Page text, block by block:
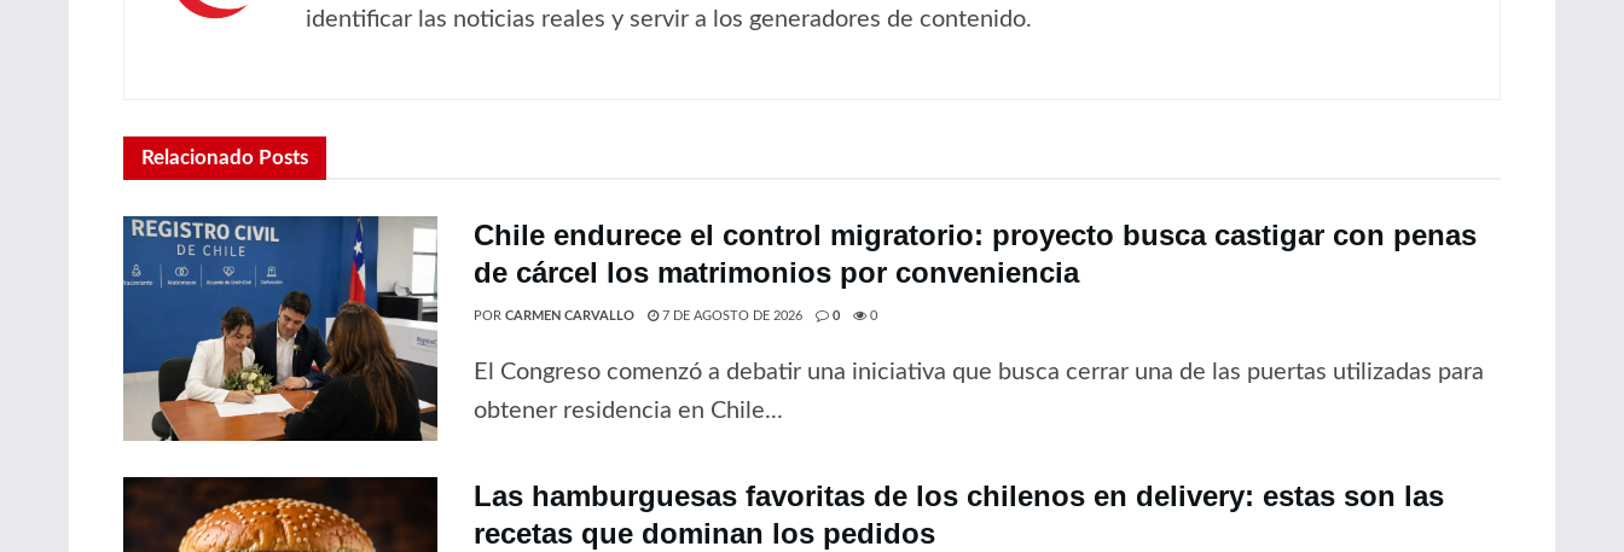
identificar las noticias reales y servir a los generadores de contenido.
Relacionado Posts
Chile endurece el control migratorio: proyecto busca castigar con penas
de cárcel los matrimonios por conveniencia
POR CARMEN CARVALLO 7 DE AGOSTO DE 2026 0 0
El Congreso comenzó a debatir una iniciativa que busca cerrar una de las puertas utilizadas para
obtener residencia en Chile...
Las hamburguesas favoritas de los chilenos en delivery: estas son las
recetas que dominan los pedidos